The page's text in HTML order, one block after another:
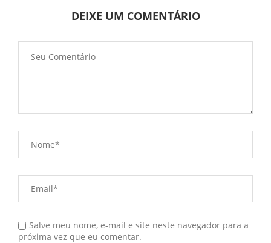
DEIXE UM COMENTÁRIO
Salve meu nome, e-mail e site neste navegador para a
próxima vez que eu comentar.